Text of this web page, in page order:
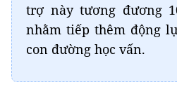
trợ này tương đương
nhằm tiếp thêm động
con đường học vấn.